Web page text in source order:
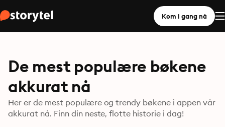
Kom i gang nå
De mest populære bøkene
akkurat nå
Her er de mest populære og trendy bøkene i appen vår
akkurat nå. Finn din neste, flotte historie i dag!